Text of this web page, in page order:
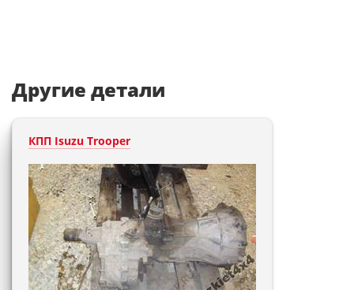
Другие детали
КПП Isuzu Trooper